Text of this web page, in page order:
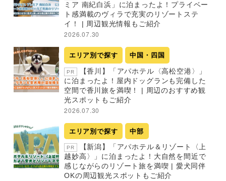
ミア 南紀白浜」に泊まったよ！プライベー
ト感満載のヴィラで充実のリゾートステ
イ！ | 周辺観光情報もご紹介
2026.07.30
エリア別で探す 中国・四国
PR
【香川】「アパホテル〈高松空港〉」
に泊まったよ！屋内ドッグランも完備した
空間で香川旅を満喫！ | 周辺のおすすめ観
光スポットもご紹介
2026.07.30
エリア別で探す 中部
PR
【新潟】「アパホテル＆リゾート〈上
越妙高〉」に泊まったよ！大自然を間近で
感じながらのリゾート旅を満喫 | 愛犬同伴
OKの周辺観光スポットもご紹介